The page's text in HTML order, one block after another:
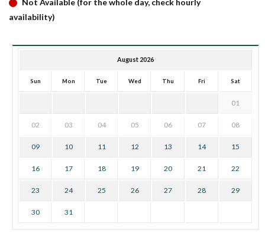
availability)
August 2026
Sun Mon Tue Wed Thu Fri Sat
01
02 03 04 05 06 07 08
09 10 11 12 13 14 15
16 17 18 19 20 21 22
23 24 25 26 27 28 29
30 31